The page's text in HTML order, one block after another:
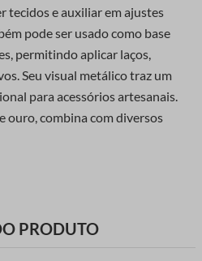
tecidos e auxiliar em ajustes
pode ser usado como base
permitindo aplicar laços,
Seu visual metálico traz um
para acessórios artesanais.
ouro, combina com diversos
PRODUTO